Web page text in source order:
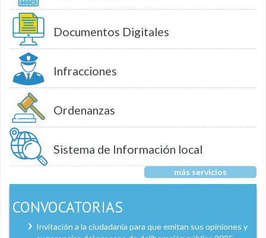
Documentos Digitales
Infracciones
Ordenanzas
Sistema de Información local
más servicios
CONVOCATORIAS
Invitación a la ciudadanía para que emitan sus opiniones y